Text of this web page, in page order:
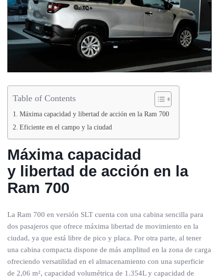
Table of Contents
Máxima capacidad y libertad de acción en la Ram 700
Eficiente en el campo y la ciudad
Máxima capacidad
y libertad de acción en la
Ram 700
La Ram 700 en versión SLT cuenta con una cabina sencilla para
dos pasajeros que ofrece máxima libertad de movimiento en la
ciudad, ya que está libre de pico y placa. Por otra parte, al tener
una cabina compacta dispone de más amplitud en la zona de carga
ofreciendo versatilidad en el almacenamiento con una superficie
de 2,06 m², capacidad volumétrica de 1.354L y capacidad de